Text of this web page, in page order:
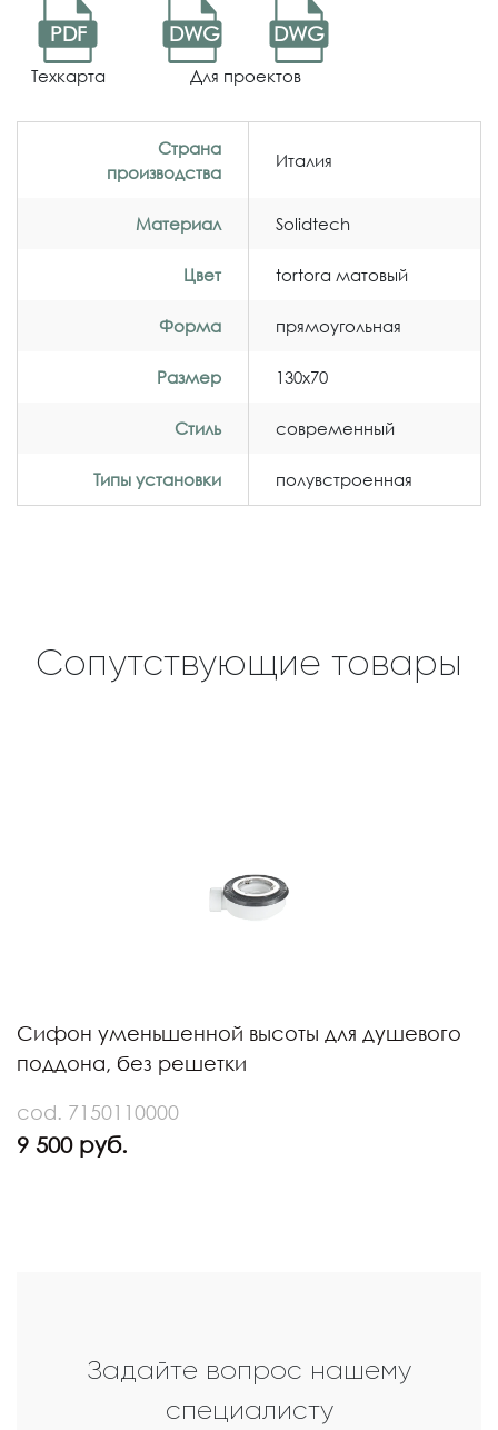
PDF
Техкарта
DWG DWG
Для проектов
Страна
производства
Италия
Материал Solidtech
Цвет tortora матовый
Форма прямоугольная
Размер 130x70
Стиль современный
Типы установки полувстроенная
Сопутствующие товары
Сифон уменьшенной высоты для душевого
поддона, без решетки
cod. 7150110000
9 500 руб.
Задайте вопрос нашему
специалисту